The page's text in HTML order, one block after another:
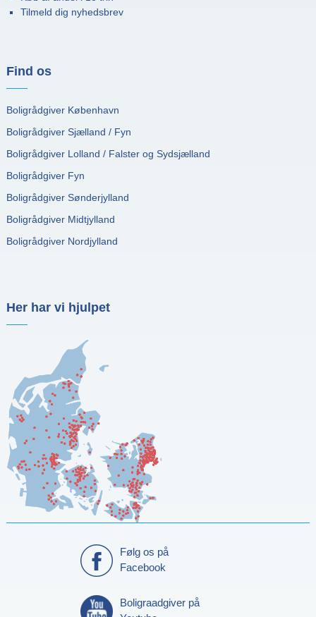
Tilmeld dig nyhedsbrev
Find os
Boligrådgiver København
Boligrådgiver Sjælland / Fyn
Boligrådgiver Lolland / Falster og Sydsjælland
Boligrådgiver Fyn
Boligrådgiver Sønderjylland
Boligrådgiver Midtjylland
Boligrådgiver Nordjylland
Her har vi hjulpet
Følg os på
Facebook
Boligraadgiver på